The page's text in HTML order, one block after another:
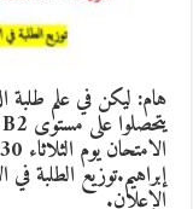
إبراهيم.توزيع الطلبة في
الإعلان.